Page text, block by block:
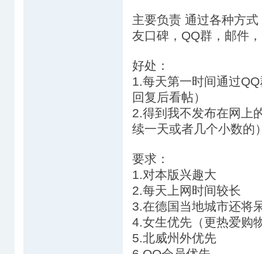
主要负责 通过各种方
友口碑，QQ群，邮件
好处：
1.每天第一时间通过
回复后看帖）
2.得到我不发布在网上
续一天或者几个小数的
要求：
1.对本版兴趣大
2.每天上网时间较长
3.在德国当地城市还将
4.女生优先（更热爱购
5.北威州外优先